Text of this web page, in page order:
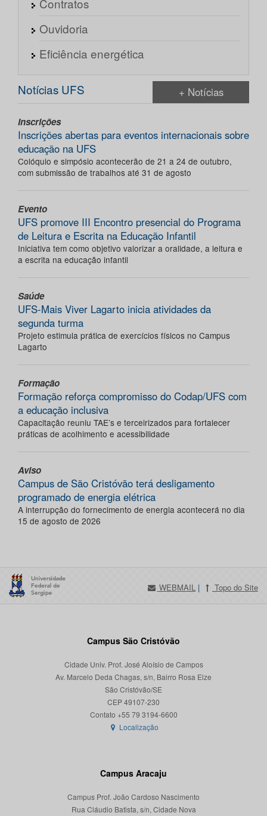
Contratos
Ouvidoria
Eficiência energética
Notícias UFS + Notícias
Inscrições
Inscrições abertas para eventos internacionais sobre
educação na UFS
Colóquio e simpósio acontecerão de 21 a 24 de outubro,
com submissão de trabalhos até 31 de agosto
Evento
UFS promove III Encontro presencial do Programa
de Leitura e Escrita na Educação Infantil
Iniciativa tem como objetivo valorizar a oralidade, a leitura e
a escrita na educação infantil
Saúde
UFS-Mais Viver Lagarto inicia atividades da
segunda turma
Projeto estimula prática de exercícios físicos no Campus
Lagarto
Formação
Formação reforça compromisso do Codap/UFS com
a educação inclusiva
Capacitação reuniu TAE’s e terceirizados para fortalecer
práticas de acolhimento e acessibilidade
Aviso
Campus de São Cristóvão terá desligamento
programado de energia elétrica
A interrupção do fornecimento de energia acontecerá no dia
15 de agosto de 2026
WEBMAIL | Topo do Site
Campus São Cristóvão
Cidade Univ. Prof. José Aloísio de Campos
Av. Marcelo Deda Chagas, s/n, Bairro Rosa Elze
São Cristóvão/SE
CEP 49107-230
Localização
Campus Aracaju
Campus Prof. João Cardoso Nascimento
Rua Cláudio Batista, s/n, Cidade Nova